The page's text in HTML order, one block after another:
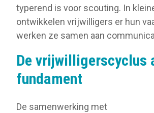
typerend is voor scouting. In
ontwikkelen vrijwilligers er hun
werken ze samen aan
De vrijwilligerscyclus
fundament
De samenwerking met